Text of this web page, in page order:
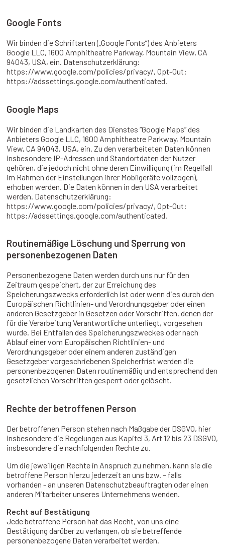
Google Fonts
Wir binden die Schriftarten („Google Fonts“) des Anbieters
Google LLC, 1600 Amphitheatre Parkway, Mountain View, CA
94043, USA, ein. Datenschutzerklärung:
https://www.google.com/policies/privacy/, Opt-Out:
https://adssettings.google.com/authenticated.
Google Maps
Wir binden die Landkarten des Dienstes “Google Maps” des
Anbieters Google LLC, 1600 Amphitheatre Parkway, Mountain
View, CA 94043, USA, ein. Zu den verarbeiteten Daten können
insbesondere IP-Adressen und Standortdaten der Nutzer
gehören, die jedoch nicht ohne deren Einwilligung (im Regelfall
im Rahmen der Einstellungen ihrer Mobilgeräte vollzogen),
erhoben werden. Die Daten können in den USA verarbeitet
werden. Datenschutzerklärung:
https://www.google.com/policies/privacy/, Opt-Out:
https://adssettings.google.com/authenticated.
Routinemäßige Löschung und Sperrung von
personenbezogenen Daten
Personenbezogene Daten werden durch uns nur für den
Zeitraum gespeichert, der zur Erreichung des
Speicherungszwecks erforderlich ist oder wenn dies durch den
Europäischen Richtlinien- und Verordnungsgeber oder einen
anderen Gesetzgeber in Gesetzen oder Vorschriften, denen der
für die Verarbeitung Verantwortliche unterliegt, vorgesehen
wurde. Bei Entfallen des Speicherungszweckes oder nach
Ablauf einer vom Europäischen Richtlinien- und
Verordnungsgeber oder einem anderen zuständigen
Gesetzgeber vorgeschriebenen Speicherfrist werden die
personenbezogenen Daten routinemäßig und entsprechend den
gesetzlichen Vorschriften gesperrt oder gelöscht.
Rechte der betroffenen Person
Der betroffenen Person stehen nach Maßgabe der DSGVO, hier
insbesondere die Regelungen aus Kapitel 3, Art 12 bis 23 DSGVO,
insbesondere die nachfolgenden Rechte zu.
Um die jeweiligen Rechte in Anspruch zu nehmen, kann sie die
betroffene Person hierzu jederzeit an uns bzw. – falls
vorhanden - an unseren Datenschutzbeauftragten oder einen
anderen Mitarbeiter unseres Unternehmens wenden.
Recht auf Bestätigung
Jede betroffene Person hat das Recht, von uns eine
Bestätigung darüber zu verlangen, ob sie betreffende
personenbezogene Daten verarbeitet werden.